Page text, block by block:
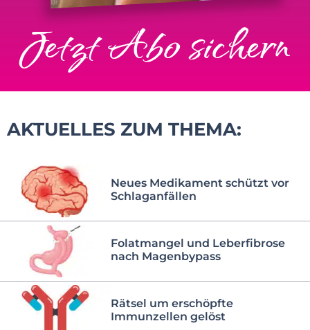
Jetzt Abo sichern
AKTUELLES ZUM THEMA:
Neues Medikament schützt vor
Schlaganfällen
Folatmangel und Leberfibrose
nach Magenbypass
Rätsel um erschöpfte
Immunzellen gelöst